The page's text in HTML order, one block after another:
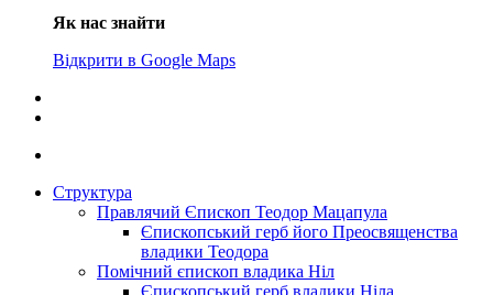
Як нас знайти
Відкрити в Google Maps
Структура
Правлячий Єпископ Теодор Мацапула
Єпископський герб його Преосвященства
владики Теодора
Помічний єпископ владика Ніл
Єпископський герб владики Ніла